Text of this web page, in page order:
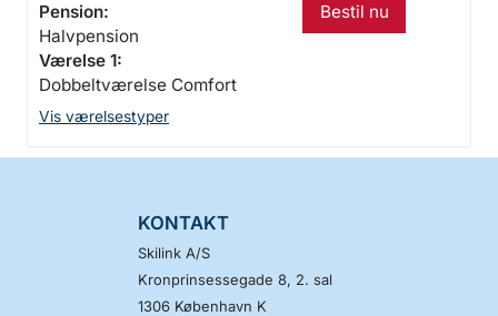
Pension:
Halvpension
Værelse 1:
Dobbeltværelse Comfort
Vis værelsestyper
Bestil nu
KONTAKT
Skilink A/S
Kronprinsessegade 8, 2. sal
1306 København K